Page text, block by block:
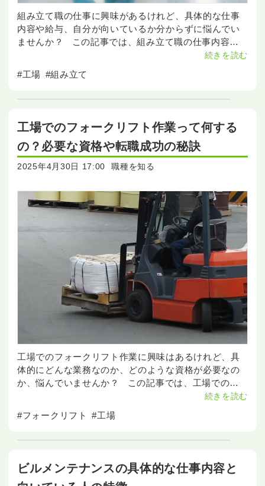
組み立て職の仕事に興味があるけれど、具体的な仕事
内容や給与、自分が向いているか分からずに悩んでい
ませんか？ この記事では、組み立て職の仕事内容か
ら給与、キャリアパスに至るまで詳細に解説します。
#工場 #組み立て
続きを読む
工場でのフォークリフト作業って何する
の？必要な資格や転職成功の秘訣
2025年4月30日 17:00 職種を知る
工場でのフォークリフト作業に興味はあるけれど、具
体的にどんな業務なのか、どのような資格が必要なの
か、悩んでいませんか？ この記事では、工場でのフ
ォークリフト作業の基本概要から、その重要な役割、
#フォークリフト #工場
続きを読む
ビルメンテナンスの具体的な仕事内容と